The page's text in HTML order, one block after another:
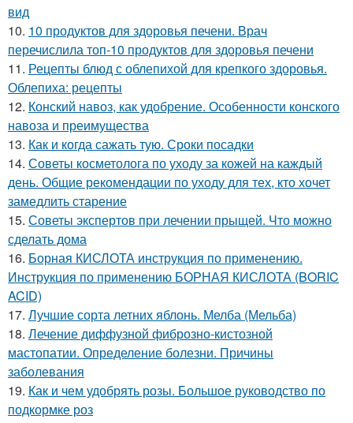
вид
10. 10 продуктов для здоровья печени. Врач
перечислила топ-10 продуктов для здоровья печени
11. Рецепты блюд с облепихой для крепкого здоровья.
Облепиха: рецепты
12. Конский навоз, как удобрение. Особенности конского
навоза и преимущества
13. Как и когда сажать тую. Сроки посадки
14. Советы косметолога по уходу за кожей на каждый
день. Общие рекомендации по уходу для тех, кто хочет
замедлить старение
15. Советы экспертов при лечении прыщей. Что можно
сделать дома
16. Борная КИСЛОТА инструкция по применению.
Инструкция по применению БОРНАЯ КИСЛОТА (BORIC
ACID)
17. Лучшие сорта летних яблонь. Мелба (Мельба)
18. Лечение диффузной фиброзно-кистозной
мастопатии. Определение болезни. Причины
заболевания
19. Как и чем удобрять розы. Большое руководство по
подкормке роз